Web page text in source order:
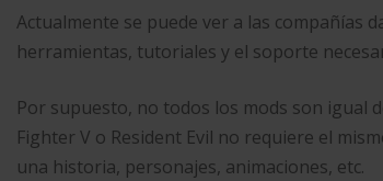
Actualmente se puede ver a las compañías
herramientas, tutoriales y el soporte
Por supuesto, no todos los mods son igual
Fighter V o Resident Evil no requiere el
una historia, personajes, animaciones, etc.